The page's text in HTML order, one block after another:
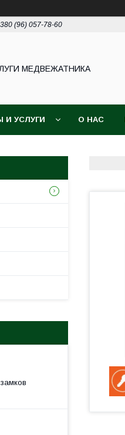
(96) 057-78-60
МЕДВЕЖАТНИКА
И УСЛУГИ О НАС